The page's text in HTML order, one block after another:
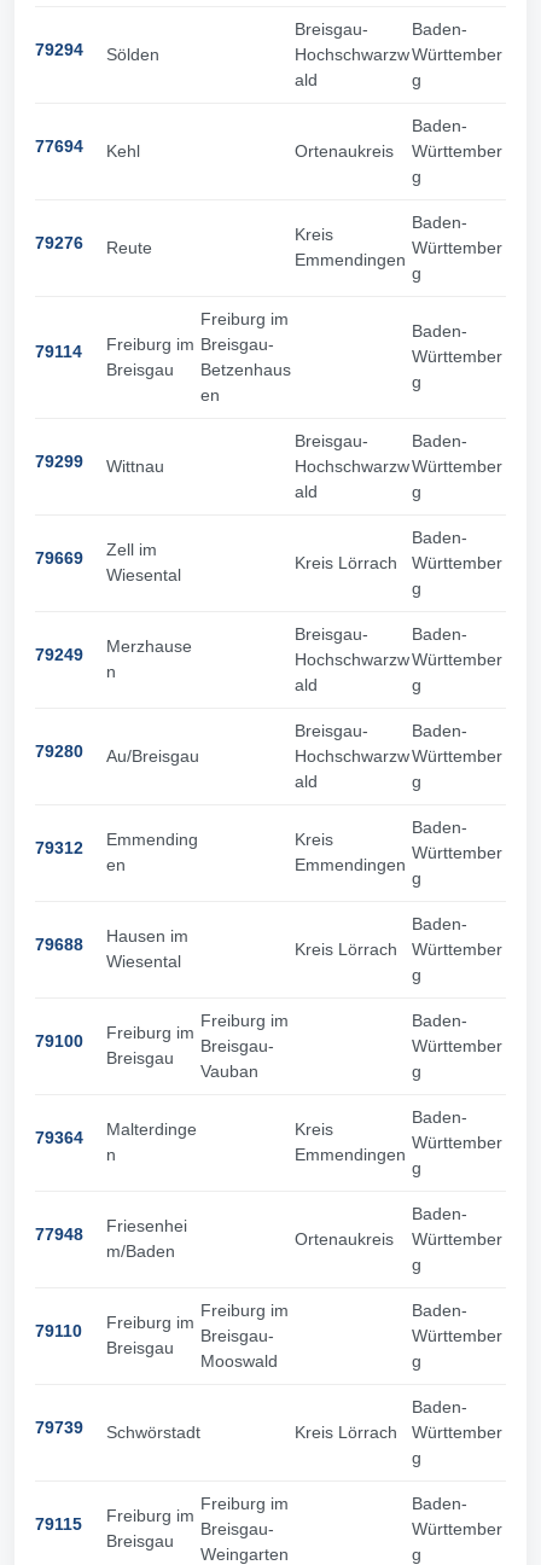
79294 Sölden
Breisgau-
Hochschwarzw
ald
Baden-
Württember
g
77694 Kehl Ortenaukreis
Baden-
Württember
g
79276 Reute
Kreis
Emmendingen
Baden-
Württember
g
79114
Freiburg im
Breisgau
Freiburg im
Breisgau-
Betzenhaus
en
Baden-
Württember
g
79299 Wittnau
Breisgau-
Hochschwarzw
ald
Baden-
Württember
g
79669
Zell im
Wiesental
Kreis Lörrach
Baden-
Württember
g
79249
Merzhause
n
Breisgau-
Hochschwarzw
ald
Baden-
Württember
g
79280 Au/Breisgau
Breisgau-
Hochschwarzw
ald
Baden-
Württember
g
79312
Emmending
en
Kreis
Emmendingen
Baden-
Württember
g
79688
Hausen im
Wiesental
Kreis Lörrach
Baden-
Württember
g
79100
Freiburg im
Breisgau
Freiburg im
Breisgau-
Vauban
Baden-
Württember
g
79364
Malterdinge
n
Kreis
Emmendingen
Baden-
Württember
g
77948
Friesenhei
m/Baden
Ortenaukreis
Baden-
Württember
g
79110
Freiburg im
Breisgau
Freiburg im
Breisgau-
Mooswald
Baden-
Württember
g
79739 Schwörstadt Kreis Lörrach
Baden-
Württember
g
79115
Freiburg im
Breisgau
Freiburg im
Breisgau-
Weingarten
Baden-
Württember
g